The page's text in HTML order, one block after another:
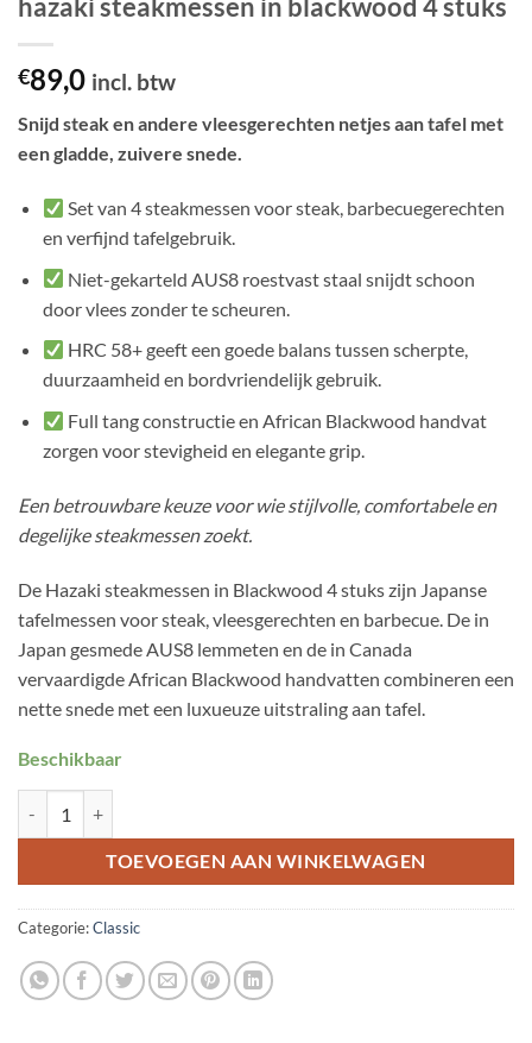
hazaki steakmessen in blackwood 4 stuks
€89,0 incl. btw
Snijd steak en andere vleesgerechten netjes aan tafel met
een gladde, zuivere snede.
Set van 4 steakmessen voor steak, barbecuegerechten
en verfijnd tafelgebruik.
Niet-gekarteld AUS8 roestvast staal snijdt schoon
door vlees zonder te scheuren.
HRC 58+ geeft een goede balans tussen scherpte,
duurzaamheid en bordvriendelijk gebruik.
Full tang constructie en African Blackwood handvat
zorgen voor stevigheid en elegante grip.
Een betrouwbare keuze voor wie stijlvolle, comfortabele en
degelijke steakmessen zoekt.
De Hazaki steakmessen in Blackwood 4 stuks zijn Japanse
tafelmessen voor steak, vleesgerechten en barbecue. De in
Japan gesmede AUS8 lemmeten en de in Canada
vervaardigde African Blackwood handvatten combineren een
nette snede met een luxueuze uitstraling aan tafel.
Beschikbaar
TOEVOEGEN AAN WINKELWAGEN
Categorie:Classic